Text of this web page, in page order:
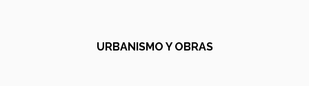
URBANISMO Y OBRAS